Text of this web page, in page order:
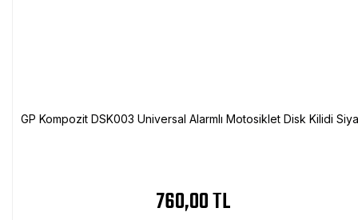
GP Kompozit DSK003 Universal Alarmlı Motosiklet Disk Kilidi
760,00 TL